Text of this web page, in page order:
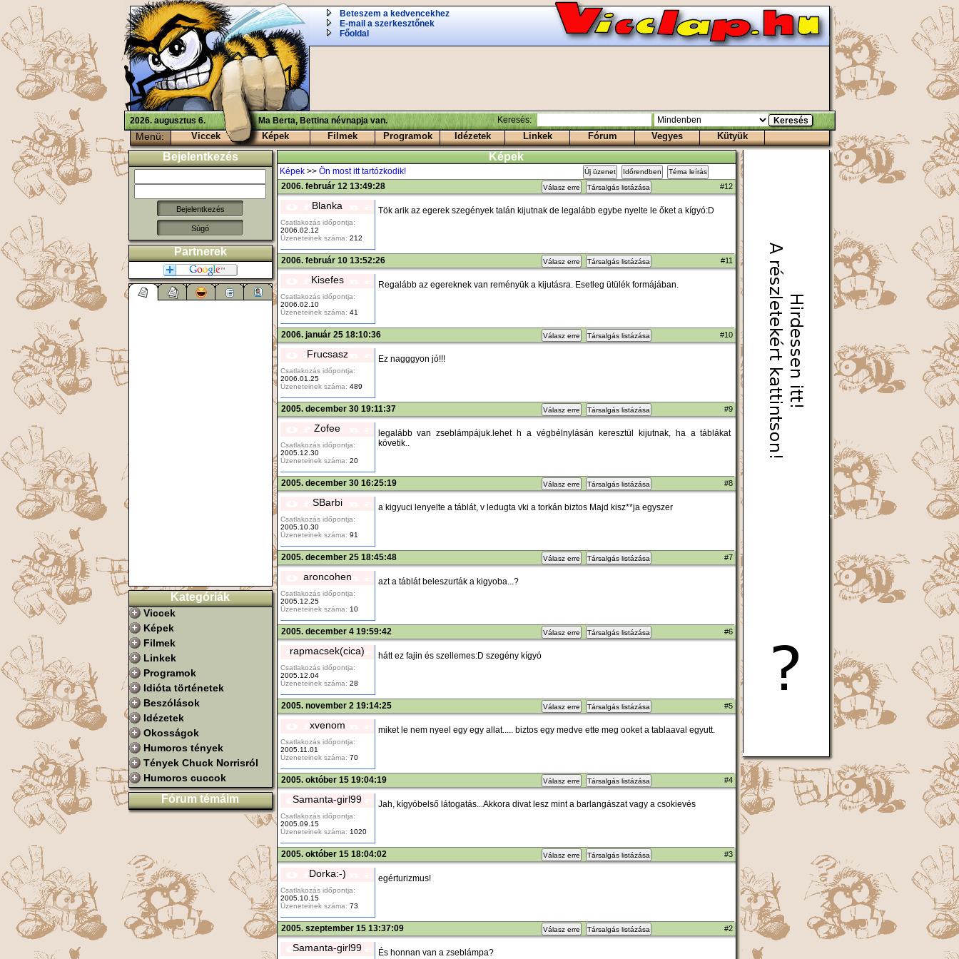
Beteszem a kedvencekhez
E-mail a szerkesztőnek
Főoldal
2026. augusztus 6. Ma Berta, Bettina névnapja van. Keresés:
Menü: Viccek Képek Filmek Programok Idézetek Linkek Fórum Vegyes Kütyük
Bejelentkezés
Súgó
Partnerek
Kategóriák
Viccek
Képek
Filmek
Linkek
Programok
Idióta történetek
Beszólások
Idézetek
Okosságok
Humoros tények
Tények Chuck Norrisról
Humoros cuccok
Fórum témáim
Képek
Képek>> Ön most itt tartózkodik! Új üzenet Időrendben Téma leírás
2006. február 12 13:49:28 Válasz erre Társalgás listázása #12
Blanka
Csatlakozás időpontja:
2006.02.12
Üzeneteinek száma: 212
Tök arik az egerek szegények talán kijutnak de legalább egybe nyelte le őket a kígyó:D
2006. február 10 13:52:26 Válasz erre Társalgás listázása #11
Kisefes
Csatlakozás időpontja:
2006.02.10
Üzeneteinek száma: 41
Regalább az egereknek van reményük a kijutásra. Esetleg ütülék formájában.
2006. január 25 18:10:36 Válasz erre Társalgás listázása #10
Frucsasz
Csatlakozás időpontja:
2006.01.25
Üzeneteinek száma: 489
Ez nagggyon jó!!!
2005. december 30 19:11:37 Válasz erre Társalgás listázása #9
Zofee
Csatlakozás időpontja:
2005.12.30
Üzeneteinek száma: 20
legalább van zseblámpájuk.lehet h a végbélnylásán keresztül kijutnak, ha a táblákat
követik..
2005. december 30 16:25:19 Válasz erre Társalgás listázása #8
SBarbi
Csatlakozás időpontja:
2005.10.30
Üzeneteinek száma: 91
a kigyuci lenyelte a táblát, v ledugta vki a torkán biztos Majd kisz**ja egyszer
2005. december 25 18:45:48 Válasz erre Társalgás listázása #7
aroncohen
Csatlakozás időpontja:
2005.12.25
Üzeneteinek száma: 10
azt a táblát beleszurták a kigyoba...?
2005. december 4 19:59:42 Válasz erre Társalgás listázása #6
rapmacsek(cica)
Csatlakozás időpontja:
2005.12.04
Üzeneteinek száma: 28
hátt ez fajin és szellemes:D szegény kígyó
2005. november 2 19:14:25 Válasz erre Társalgás listázása #5
xvenom
Csatlakozás időpontja:
2005.11.01
Üzeneteinek száma: 70
miket le nem nyeel egy egy allat..... biztos egy medve ette meg ooket a tablaaval egyutt.
2005. október 15 19:04:19 Válasz erre Társalgás listázása #4
Samanta-girl99
Csatlakozás időpontja:
2005.09.15
Üzeneteinek száma: 1020
Jah, kígyóbelső látogatás...Akkora divat lesz mint a barlangászat vagy a csokievés
2005. október 15 18:04:02 Válasz erre Társalgás listázása #3
Dorka:-)
Csatlakozás időpontja:
2005.10.15
Üzeneteinek száma: 73
egérturizmus!
2005. szeptember 15 13:37:09 Válasz erre Társalgás listázása #2
Samanta-girl99 És honnan van a zseblámpa?